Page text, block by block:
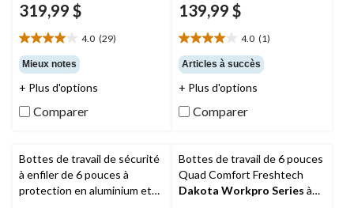
319,99 $
4.0 (29)
4.0
étoile(s)
sur
5.
29
évaluations
Mieux notes
+ Plus d'options
Comparer
139,99 $
4.0 (1)
4.0
étoile(s)
sur
5.
1
évaluation
Articles à succès
+ Plus d'options
Comparer
Bottes de travail de sécurité
à enfiler de 6 pouces à
protection en aluminium et
Bottes de travail de 6 pouces
Quad Comfort Freshtech
Dakota Workpro Series à